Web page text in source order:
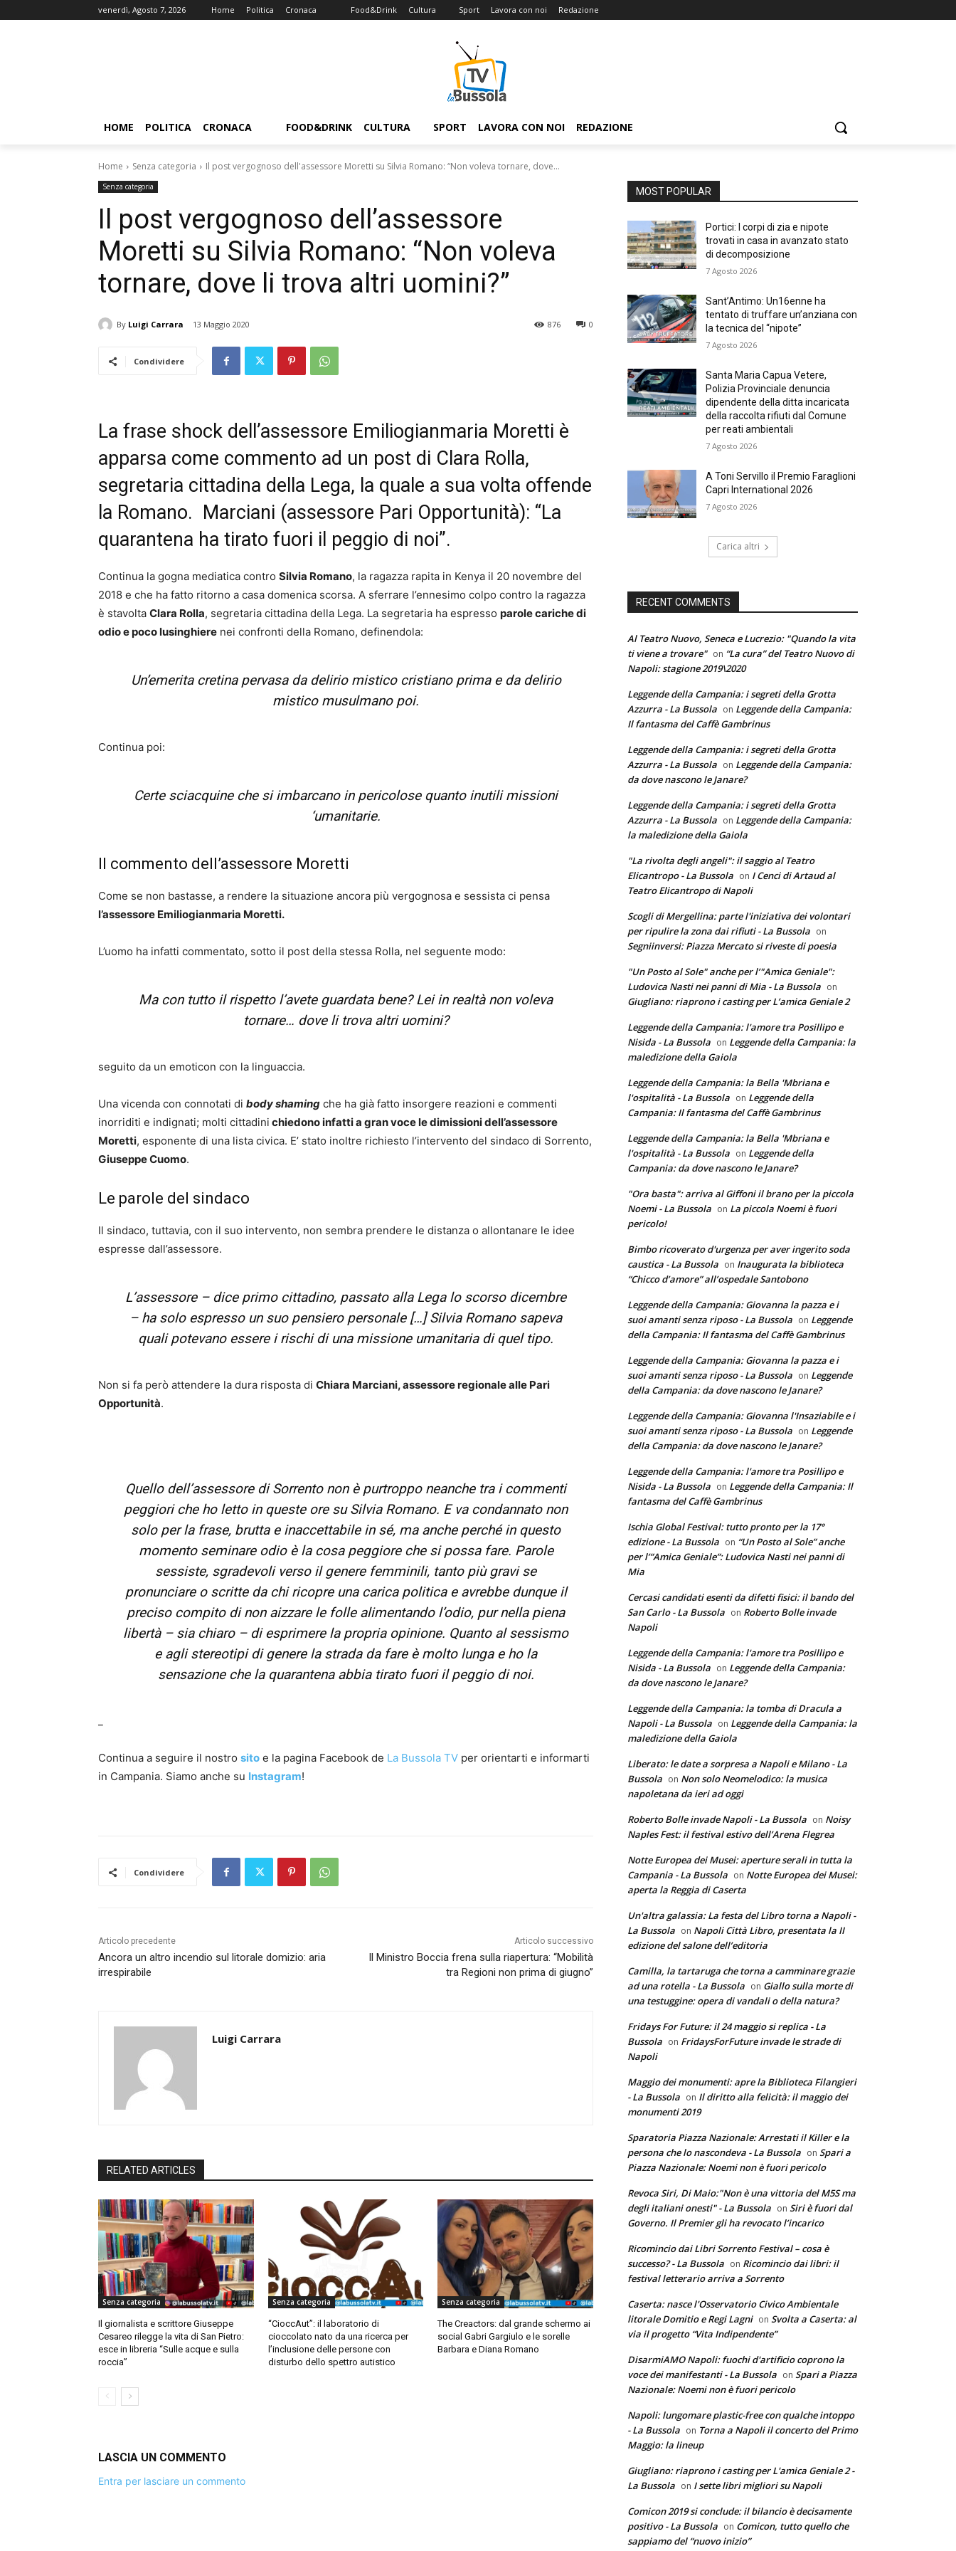
venerdì, Agosto 7, 2026 Home Politica Cronaca Food&Drink Cultura Sport Lavora con noi Redazione
HOME POLITICA CRONACA FOOD&DRINK CULTURA SPORT LAVORA CON NOI REDAZIONE
Home Senza categoria Il post vergognoso dell'assessore Moretti su Silvia Romano: “Non voleva tornare, dove...
Senza categoria
Il post vergognoso dell’assessore
Moretti su Silvia Romano: “Non voleva
tornare, dove li trova altri uomini?”
By Luigi Carrara 13 Maggio 2020 0
876
Condividere
La frase shock dell’assessore Emiliogianmaria Moretti è
apparsa come commento ad un post di Clara Rolla,
segretaria cittadina della Lega, la quale a sua volta offende
la Romano. Marciani (assessore Pari Opportunità): “La
quarantena ha tirato fuori il peggio di noi”.
Continua la gogna mediatica contro Silvia Romano, la ragazza rapita in Kenya il 20 novembre del
2018 e che ha fatto ritorno a casa domenica scorsa. A sferrare l’ennesimo colpo contro la ragazza
è stavolta Clara Rolla, segretaria cittadina della Lega. La segretaria ha espresso parole cariche di
odio e poco lusinghiere nei confronti della Romano, definendola:
Un’emerita cretina pervasa da delirio mistico cristiano prima e da delirio
mistico musulmano poi.
Continua poi:
Certe sciacquine che si imbarcano in pericolose quanto inutili missioni
‘umanitarie.
Il commento dell’assessore Moretti
Come se non bastasse, a rendere la situazione ancora più vergognosa e sessista ci pensa
l’assessore Emiliogianmaria Moretti.
L’uomo ha infatti commentato, sotto il post della stessa Rolla, nel seguente modo:
Ma con tutto il rispetto l’avete guardata bene? Lei in realtà non voleva
tornare… dove li trova altri uomini?
seguito da un emoticon con la linguaccia.
Una vicenda con connotati di body shaming che ha già fatto insorgere reazioni e commenti
inorriditi e indignati; molti cittadini chiedono infatti a gran voce le dimissioni dell’assessore
Moretti, esponente di una lista civica. E’ stato inoltre richiesto l’intervento del sindaco di Sorrento,
Giuseppe Cuomo.
Le parole del sindaco
Il sindaco, tuttavia, con il suo intervento, non sembra prendere le distanza o allontanare le idee
espresse dall’assessore.
L’assessore – dice primo cittadino, passato alla Lega lo scorso dicembre
– ha solo espresso un suo pensiero personale […] Silvia Romano sapeva
quali potevano essere i rischi di una missione umanitaria di quel tipo.
Non si fa però attendere la dura risposta di Chiara Marciani, assessore regionale alle Pari
Opportunità.
Quello dell’assessore di Sorrento non è purtroppo neanche tra i commenti
peggiori che ho letto in queste ore su Silvia Romano. E va condannato non
solo per la frase, brutta e inaccettabile in sé, ma anche perché in questo
momento seminare odio è la cosa peggiore che si possa fare. Parole
sessiste, sgradevoli verso il genere femminili, tanto più gravi se
pronunciare o scritte da chi ricopre una carica politica e avrebbe dunque il
preciso compito di non aizzare le folle alimentando l’odio, pur nella piena
libertà – sia chiaro – di esprimere la propria opinione. Quanto al sessismo
e agli stereotipi di genere la strada da fare è molto lunga e ho la
sensazione che la quarantena abbia tirato fuori il peggio di noi.
Continua a seguire il nostro sito e la pagina Facebook de La Bussola TV per orientarti e informarti
in Campania. Siamo anche su Instagram!
Condividere
Articolo precedente
Ancora un altro incendio sul litorale domizio: aria
irrespirabile
Articolo successivo
Il Ministro Boccia frena sulla riapertura: “Mobilità
tra Regioni non prima di giugno”
Luigi Carrara
RELATED ARTICLES
Senza categoria
Il giornalista e scrittore Giuseppe
Cesareo rilegge la vita di San Pietro:
esce in libreria “Sulle acque e sulla
roccia”
Senza categoria
“CioccAut”: il laboratorio di
cioccolato nato da una ricerca per
l’inclusione delle persone con
disturbo dello spettro autistico
Senza categoria
The Creactors: dal grande schermo ai
social Gabri Gargiulo e le sorelle
Barbara e Diana Romano
LASCIA UN COMMENTO
Entra per lasciare un commento
MOST POPULAR
Portici: I corpi di zia e nipote
trovati in casa in avanzato stato
di decomposizione
7 Agosto 2026
Sant’Antimo: Un16enne ha
tentato di truffare un’anziana con
la tecnica del “nipote”
7 Agosto 2026
Santa Maria Capua Vetere,
Polizia Provinciale denuncia
dipendente della ditta incaricata
della raccolta rifiuti dal Comune
per reati ambientali
7 Agosto 2026
A Toni Servillo il Premio Faraglioni
Capri International 2026
7 Agosto 2026
Carica altri
RECENT COMMENTS
Al Teatro Nuovo, Seneca e Lucrezio: "Quando la vita
ti viene a trovare" on “La cura” del Teatro Nuovo di
Napoli: stagione 2019\2020
Leggende della Campania: i segreti della Grotta
Azzurra - La Bussola on Leggende della Campania:
Il fantasma del Caffè Gambrinus
Leggende della Campania: i segreti della Grotta
Azzurra - La Bussola on Leggende della Campania:
da dove nascono le Janare?
Leggende della Campania: i segreti della Grotta
Azzurra - La Bussola on Leggende della Campania:
la maledizione della Gaiola
"La rivolta degli angeli": il saggio al Teatro
Elicantropo - La Bussola on I Cenci di Artaud al
Teatro Elicantropo di Napoli
Scogli di Mergellina: parte l'iniziativa dei volontari
per ripulire la zona dai rifiuti - La Bussola on
Segniinversi: Piazza Mercato si riveste di poesia
"Un Posto al Sole" anche per l’"Amica Geniale":
Ludovica Nasti nei panni di Mia - La Bussola on
Giugliano: riaprono i casting per L’amica Geniale 2
Leggende della Campania: l'amore tra Posillipo e
Nisida - La Bussola on Leggende della Campania: la
maledizione della Gaiola
Leggende della Campania: la Bella 'Mbriana e
l'ospitalità - La Bussola on Leggende della
Campania: Il fantasma del Caffè Gambrinus
Leggende della Campania: la Bella 'Mbriana e
l'ospitalità - La Bussola on Leggende della
Campania: da dove nascono le Janare?
"Ora basta": arriva al Giffoni il brano per la piccola
Noemi - La Bussola on La piccola Noemi è fuori
pericolo!
Bimbo ricoverato d'urgenza per aver ingerito soda
caustica - La Bussola on Inaugurata la biblioteca
“Chicco d’amore” all’ospedale Santobono
Leggende della Campania: Giovanna la pazza e i
suoi amanti senza riposo - La Bussola on Leggende
della Campania: Il fantasma del Caffè Gambrinus
Leggende della Campania: Giovanna la pazza e i
suoi amanti senza riposo - La Bussola on Leggende
della Campania: da dove nascono le Janare?
Leggende della Campania: Giovanna l'Insaziabile e i
suoi amanti senza riposo - La Bussola on Leggende
della Campania: da dove nascono le Janare?
Leggende della Campania: l'amore tra Posillipo e
Nisida - La Bussola on Leggende della Campania: Il
fantasma del Caffè Gambrinus
Ischia Global Festival: tutto pronto per la 17°
edizione - La Bussola on “Un Posto al Sole” anche
per l’”Amica Geniale”: Ludovica Nasti nei panni di
Mia
Cercasi candidati esenti da difetti fisici: il bando del
San Carlo - La Bussola on Roberto Bolle invade
Napoli
Leggende della Campania: l'amore tra Posillipo e
Nisida - La Bussola on Leggende della Campania:
da dove nascono le Janare?
Leggende della Campania: la tomba di Dracula a
Napoli - La Bussola on Leggende della Campania: la
maledizione della Gaiola
Liberato: le date a sorpresa a Napoli e Milano - La
Bussola on Non solo Neomelodico: la musica
napoletana da ieri ad oggi
Roberto Bolle invade Napoli - La Bussola on Noisy
Naples Fest: il festival estivo dell’Arena Flegrea
Notte Europea dei Musei: aperture serali in tutta la
Campania - La Bussola on Notte Europea dei Musei:
aperta la Reggia di Caserta
Un'altra galassia: La festa del Libro torna a Napoli -
La Bussola on Napoli Città Libro, presentata la II
edizione del salone dell’editoria
Camilla, la tartaruga che torna a camminare grazie
ad una rotella - La Bussola on Giallo sulla morte di
una testuggine: opera di vandali o della natura?
Fridays For Future: il 24 maggio si replica - La
Bussola on FridaysForFuture invade le strade di
Napoli
Maggio dei monumenti: apre la Biblioteca Filangieri
- La Bussola on Il diritto alla felicità: il maggio dei
monumenti 2019
Sparatoria Piazza Nazionale: Arrestati il Killer e la
persona che lo nascondeva - La Bussola on Spari a
Piazza Nazionale: Noemi non è fuori pericolo
Revoca Siri, Di Maio:"Non è una vittoria del M5S ma
degli italiani onesti" - La Bussola on Siri è fuori dal
Governo. Il Premier gli ha revocato l’incarico
Ricomincio dai Libri Sorrento Festival – cosa è
successo? - La Bussola on Ricomincio dai libri: il
festival letterario arriva a Sorrento
Caserta: nasce l'Osservatorio Civico Ambientale
litorale Domitio e Regi Lagni on Svolta a Caserta: al
via il progetto “Vita Indipendente”
DisarmiAMO Napoli: fuochi d'artificio coprono la
voce dei manifestanti - La Bussola on Spari a Piazza
Nazionale: Noemi non è fuori pericolo
Napoli: lungomare plastic-free con qualche intoppo
- La Bussola on Torna a Napoli il concerto del Primo
Maggio: la lineup
Giugliano: riaprono i casting per L'amica Geniale 2 -
La Bussola on I sette libri migliori su Napoli
Comicon 2019 si conclude: il bilancio è decisamente
positivo - La Bussola on Comicon, tutto quello che
sappiamo del “nuovo inizio”